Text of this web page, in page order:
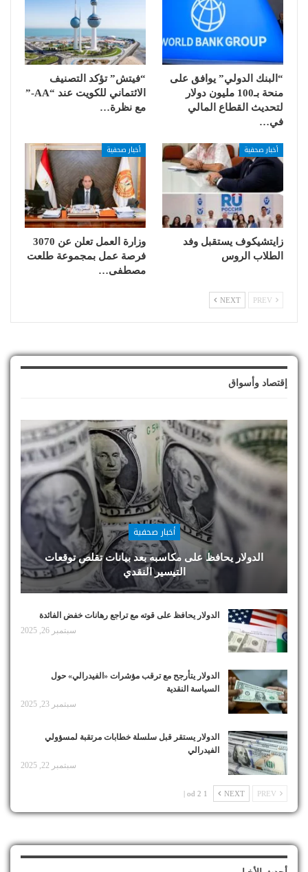
“البنك الدولي” يوافق على
منحة بـ100 مليون دولار
لتحديث القطاع المالي
في…
“فيتش” تؤكد التصنيف
الائتماني للكويت عند “AA-”
مع نظرة…
أخبار صحفية
زايتشيكوف يستقبل وفد
الطلاب الروس
أخبار صحفية
وزارة العمل تعلن عن 3070
فرصة عمل بمجموعة طلعت
مصطفى…
NEXT
إقتصاد وأسواق
أخبار صحفية
الدولار يحافظ على مكاسبه بعد بيانات تقلص توقعات
التيسير النقدي
الدولار يحافظ على قوته مع تراجع رهانات خفض الفائدة
سبتمبر 26, 2025
الدولار يتأرجح مع ترقب مؤشرات «الفيدرالي» حول
السياسة النقدية
سبتمبر 23, 2025
الدولار يستقر قبل سلسلة خطابات مرتقبة لمسؤولي
الفيدرالي
سبتمبر 22, 2025
NEXT
1 od 2 |